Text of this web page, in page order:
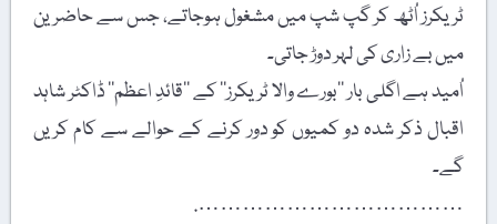
ٹریکرز اُٹھ کر گپ شپ میں مشغول ہوجاتے، جس سے حاضرین
میں بے زاری کی لہر دوڑ جاتی۔
اُمید ہے اگلی بار ’’بورے والا ٹریکرز‘‘ کے ’’قائدِ اعظم‘‘ ڈاکٹر شاہد
اقبال ذکر شدہ دو کمیوں کو دور کرنے کے حوالے سے کام کریں
گے۔
……………………………….